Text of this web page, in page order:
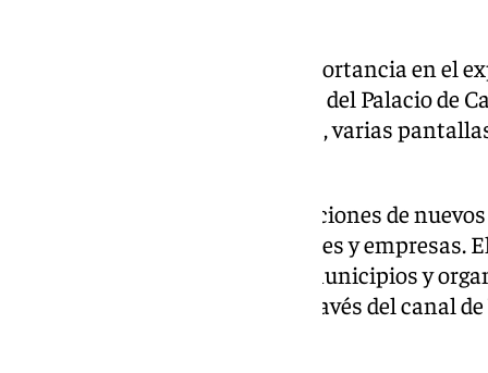
La imagen tendrá una gran importancia en el
con fotografías de gran formato del Palacio de
Tropical y La Alpujarra. A su vez, varias
Granada volverá a llevar exposiciones de
ayuntamientos, entidades locales y empresas.
viernes, 39 presentaciones de municipios y
serán difundidas en directo a través del canal